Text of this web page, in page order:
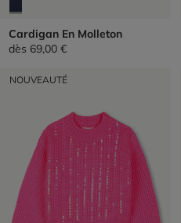
Cardigan En Molleton
dès 69,00 €
NOUVEAUTÉ